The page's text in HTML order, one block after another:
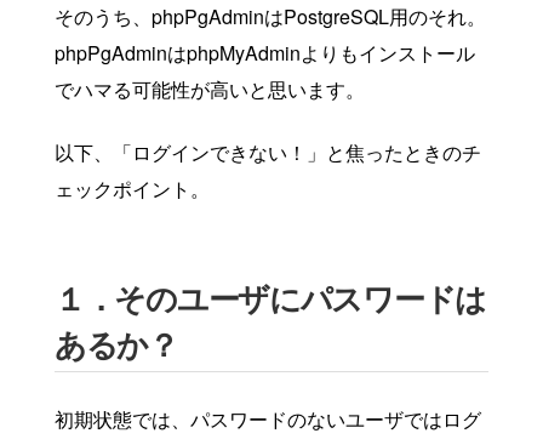
そのうち、phpPgAdminはPostgreSQL用のそれ。
phpPgAdminはphpMyAdminよりもインストール
でハマる可能性が高いと思います。
以下、「ログインできない！」と焦ったときのチ
ェックポイント。
１．そのユーザにパスワードは
あるか？
初期状態では、パスワードのないユーザではログ